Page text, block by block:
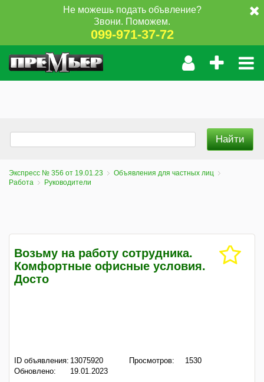
Не можешь подать объвление?
Звони. Поможем.
099-971-37-72
Экспресс № 356 от 19.01.23
Объявления для частных лиц
Работа
Руководители
Возьму на работу сотрудника.
Комфортные офисные условия.
Досто
ID объявления: 13075920
Обновлено:
19.01.2023
Просмотров: 1530